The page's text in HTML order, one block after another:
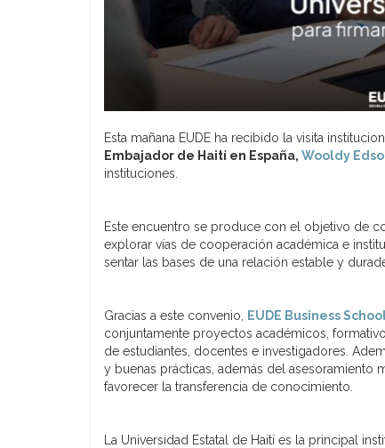
Esta mañana EUDE ha recibido la visita
Embajador de Haití en España, Wooldy
instituciones.
Este encuentro se produce con el objetivo de
explorar vías de cooperación académica e
sentar las bases de una relación estable y
Gracias a este convenio, EUDE Business
conjuntamente proyectos académicos,
de estudiantes, docentes e investigadores.
y buenas prácticas, además del
favorecer la transferencia de conocimiento.
La Universidad Estatal de Haití es la principal